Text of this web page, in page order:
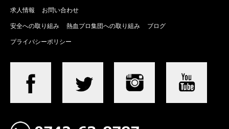
求人情報 お問い合わせ
安全への取り組み 熱血プロ集団への取り組み ブログ
プライバシーポリシー